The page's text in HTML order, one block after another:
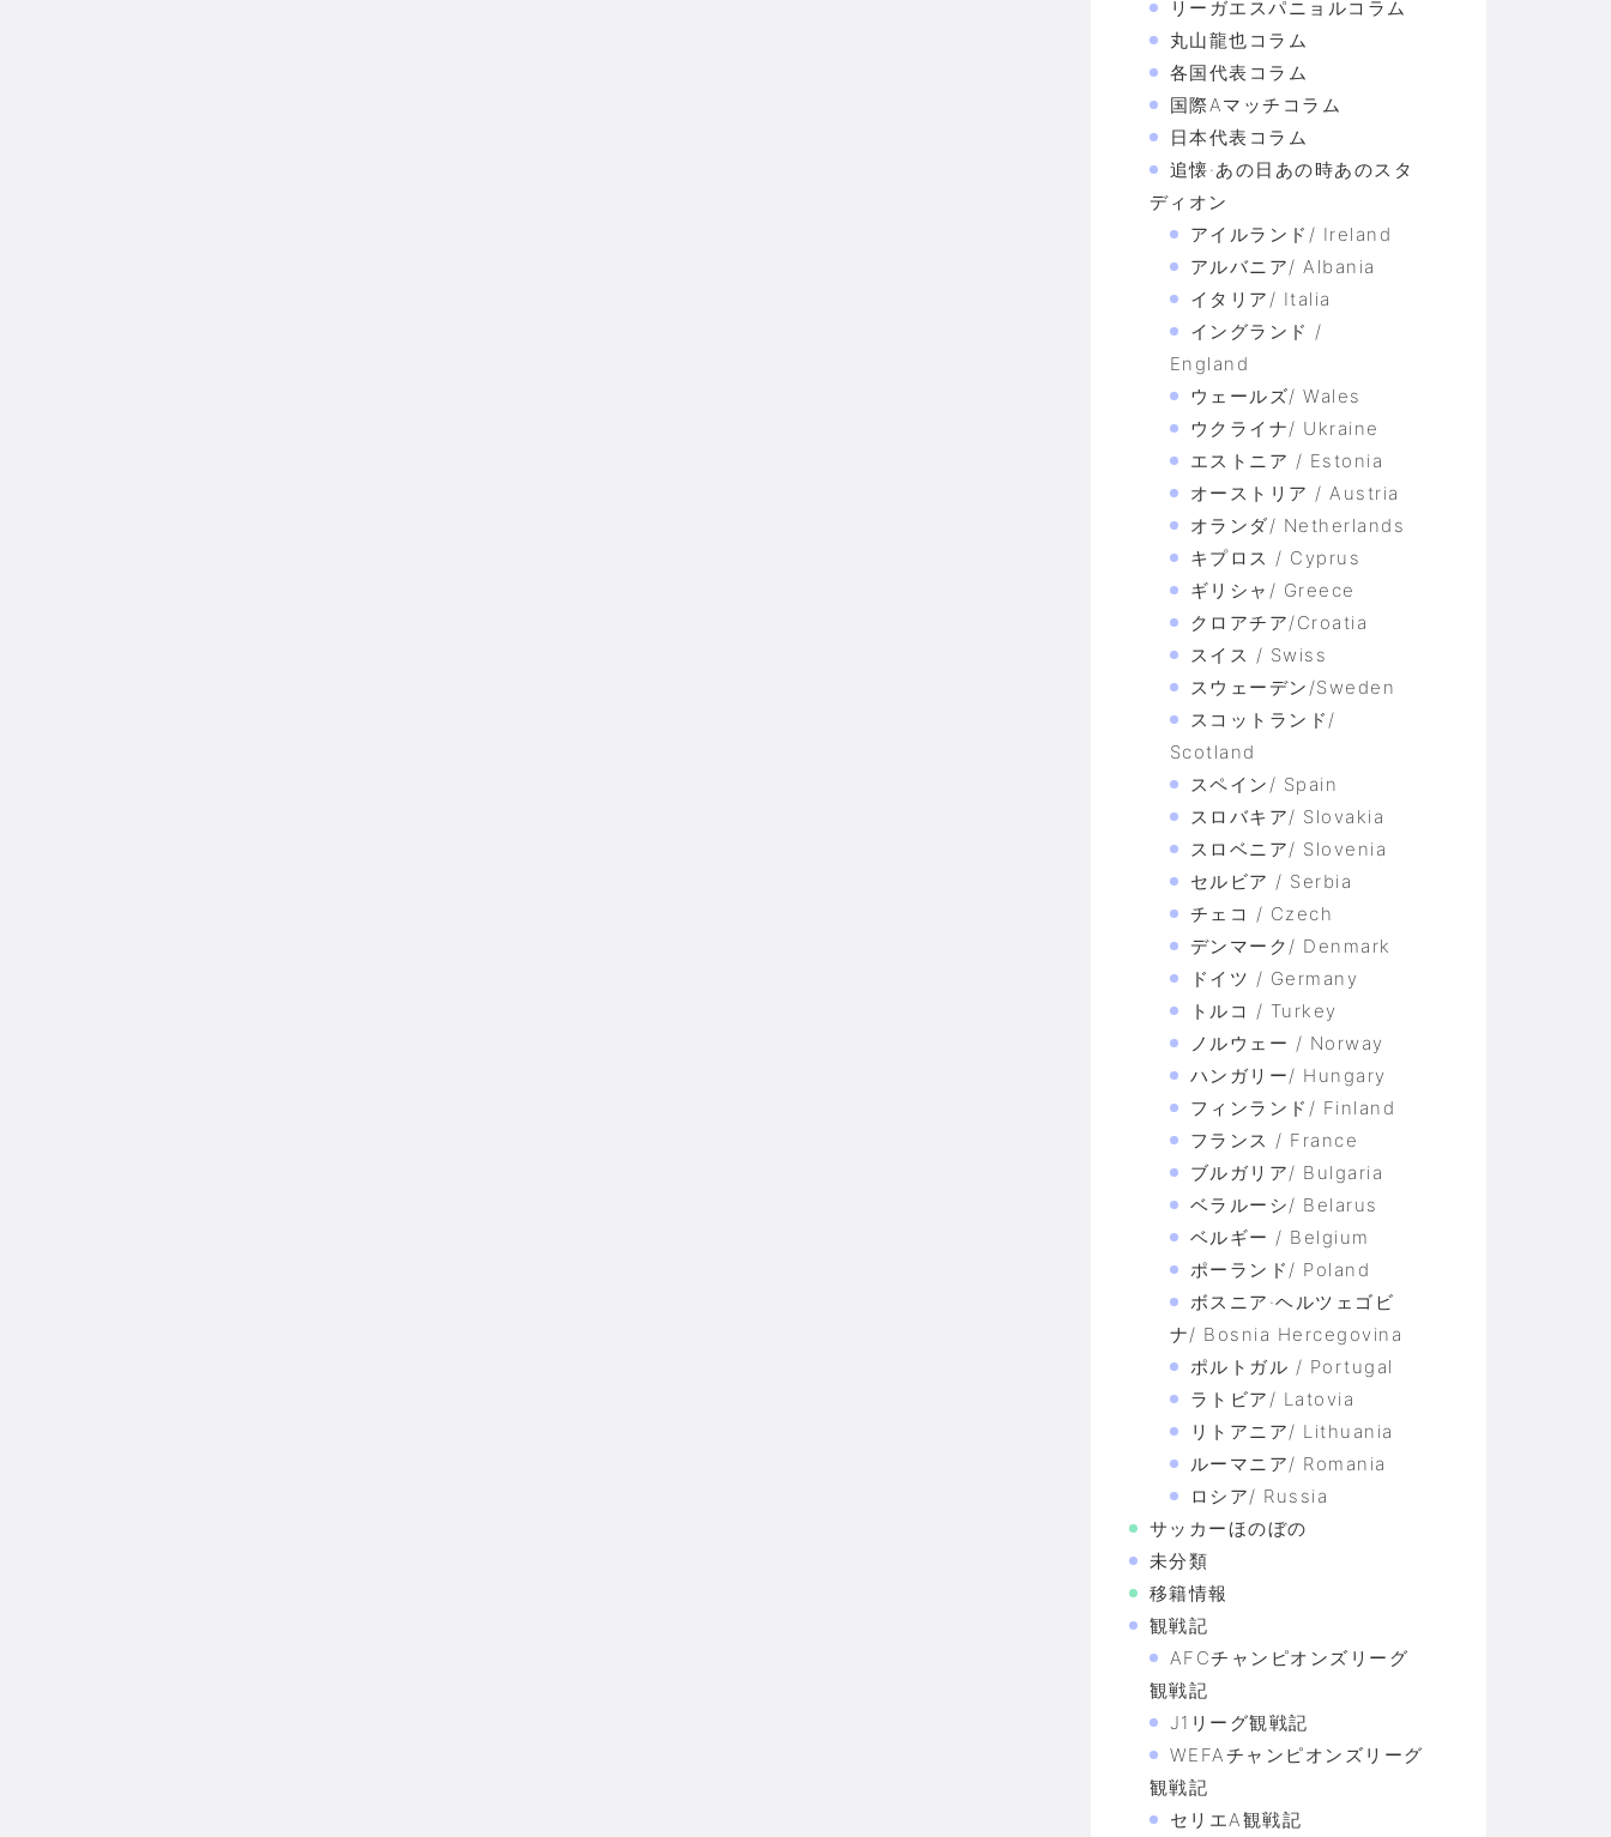
リーガエスパニョルコラム
丸山龍也コラム
各国代表コラム
国際Aマッチコラム
日本代表コラム
追懐·あの日あの時あのスタ
ディオン
アイルランド/ Ireland
アルバニア/ Albania
イタリア/ Italia
イングランド /
England
ウェールズ/ Wales
ウクライナ/ Ukraine
エストニア / Estonia
オーストリア / Austria
オランダ/ Netherlands
キプロス / Cyprus
ギリシャ/ Greece
クロアチア/Croatia
スイス / Swiss
スウェーデン/Sweden
スコットランド/
Scotland
スペイン/ Spain
スロバキア/ Slovakia
スロベニア/ Slovenia
セルビア / Serbia
チェコ / Czech
デンマーク/ Denmark
ドイツ / Germany
トルコ / Turkey
ノルウェー / Norway
ハンガリー/ Hungary
フィンランド/ Finland
フランス / France
ブルガリア/ Bulgaria
ベラルーシ/ Belarus
ベルギー / Belgium
ポーランド/ Poland
ボスニア·ヘルツェゴビ
ナ/ Bosnia Hercegovina
ポルトガル / Portugal
ラトビア/ Latovia
リトアニア/ Lithuania
ルーマニア/ Romania
ロシア/ Russia
サッカーほのぼの
未分類
移籍情報
観戦記
AFCチャンピオンズリーグ
観戦記
J1リーグ観戦記
WEFAチャンピオンズリーグ
観戦記
セリエA観戦記